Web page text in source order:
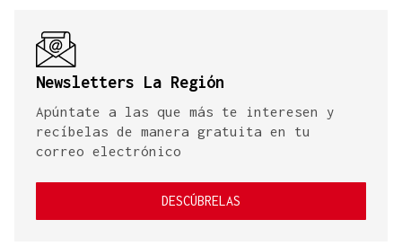
Newsletters La Región
Apúntate a las que más te interesen y
recíbelas de manera gratuita en tu
correo electrónico
DESCÚBRELAS